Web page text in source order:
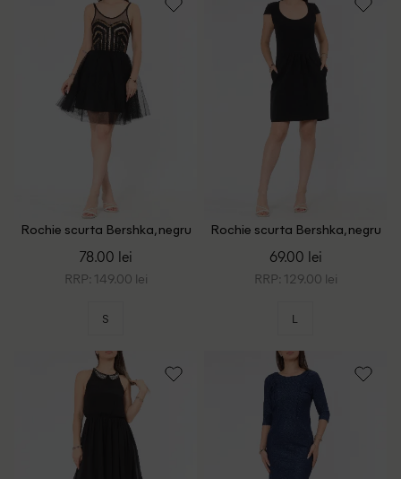
Rochie scurta Bershka, negru
78.00 lei
RRP: 149.00 lei
S
Rochie scurta Bershka, negru
69.00 lei
RRP: 129.00 lei
L